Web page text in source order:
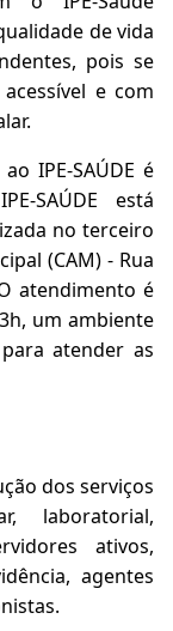
de vida
pois se
e com
IPE-SAÚDE é
SAÚDE está
no terceiro
(CAM) - Rua
atendimento é
um ambiente
atender as
dos serviços
laboratorial,
ativos,
agentes